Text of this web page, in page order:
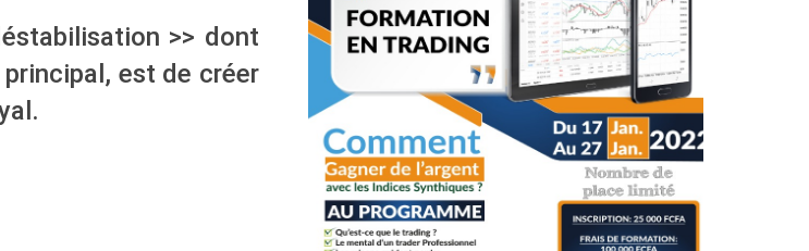
>> dont
est de créer